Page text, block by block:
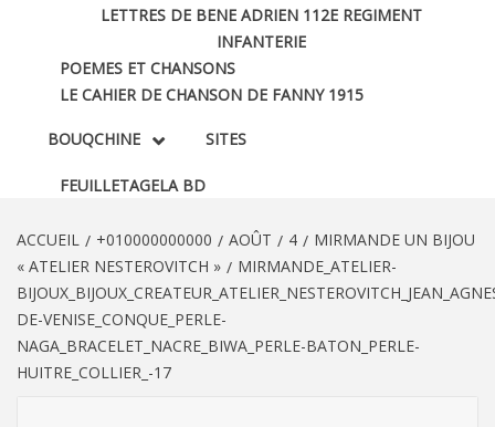
LETTRES DE BENE ADRIEN 112E REGIMENT
INFANTERIE
POEMES ET CHANSONS
LE CAHIER DE CHANSON DE FANNY 1915
BOUQCHINE
FEUILLETAGELA BD
SITES
ACCUEIL +010000000000 AOÛT 4
MIRMANDE UN BIJOU
« ATELIER NESTEROVITCH »
MIRMANDE_ATELIER-
DE-VENISE_CONQUE_PERLE-
NAGA_BRACELET_NACRE_BIWA_PERLE-BATON_PERLE-
HUITRE_COLLIER_-17